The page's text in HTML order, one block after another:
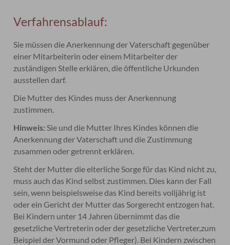
Verfahrensablauf:
Sie müssen die Anerkennung der Vaterschaft gegenüber
einer Mitarbeiterin oder einem Mitarbeiter der
zuständigen Stelle erklären, die öffentliche Urkunden
ausstellen darf.
Die Mutter des Kindes muss der Anerkennung
zustimmen.
Hinweis: Sie und die Mutter Ihres Kindes können die
Anerkennung der Vaterschaft und die Zustimmung
zusammen oder getrennt erklären.
Steht der Mutter die elterliche Sorge für das Kind nicht zu,
muss auch das Kind selbst zustimmen. Dies kann der Fall
sein, wenn beispielsweise das Kind bereits volljährig ist
oder ein Gericht der Mutter das Sorgerecht entzogen hat.
Bei Kindern unter 14 Jahren übernimmt das die
gesetzliche Vertreterin oder der gesetzliche Vertreter,zum
Beispiel der Vormund oder Pfleger). Bei Kindern zwischen